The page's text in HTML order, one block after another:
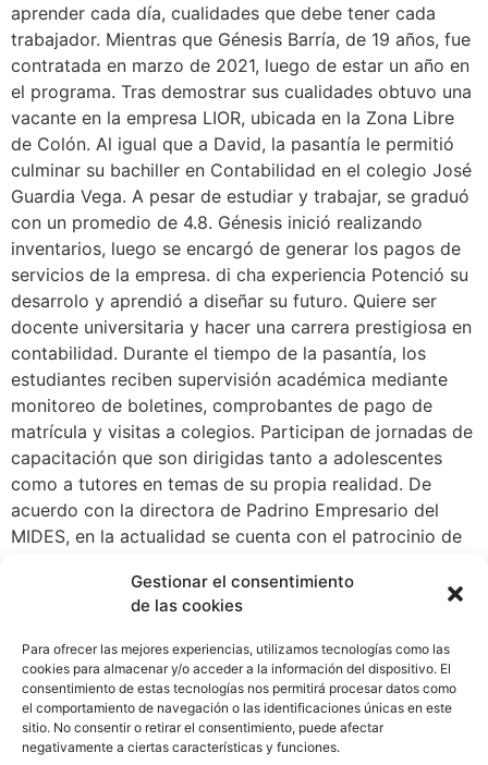
Gestionar el consentimiento
de las cookies
Para ofrecer las mejores experiencias, utilizamos tecnologías como las
cookies para almacenar y/o acceder a la información del dispositivo. El
consentimiento de estas tecnologías nos permitirá procesar datos como
el comportamiento de navegación o las identificaciones únicas en este
sitio. No consentir o retirar el consentimiento, puede afectar
negativamente a ciertas características y funciones.
aprender cada día, cualidades que debe tener cada
trabajador. Mientras que Génesis Barría, de 19 años, fue
contratada en marzo de 2021, luego de estar un año en
el programa. Tras demostrar sus cualidades obtuvo una
vacante en la empresa LIOR, ubicada en la Zona Libre
de Colón. Al igual que a David, la pasantía le permitió
culminar su bachiller en Contabilidad en el colegio José
Guardia Vega. A pesar de estudiar y trabajar, se graduó
con un promedio de 4.8. Génesis inició realizando
inventarios, luego se encargó de generar los pagos de
servicios de la empresa. di cha experiencia Potenció su
desarrolo y aprendió a diseñar su futuro. Quiere ser
docente universitaria y hacer una carrera prestigiosa en
contabilidad. Durante el tiempo de la pasantía, los
estudiantes reciben supervisión académica mediante
monitoreo de boletines, comprobantes de pago de
matrícula y visitas a colegios. Participan de jornadas de
capacitación que son dirigidas tanto a adolescentes
como a tutores en temas de su propia realidad. De
acuerdo con la directora de Padrino Empresario del
MIDES, en la actualidad se cuenta con el patrocinio de
ingresado en post pandemia. En ese sentido, hizo un
llamado a los empresarios a que se sumen a ese
espacio que genera beneficios para todos. La historia
de David y Génesis demuestra que los jóvenes tienen
mucho que aportar al desarrollo laboral. Ambos a su
corta edad están asumiendo retos, responsabilidades y
deberes, cualidades que están forjando su futuro